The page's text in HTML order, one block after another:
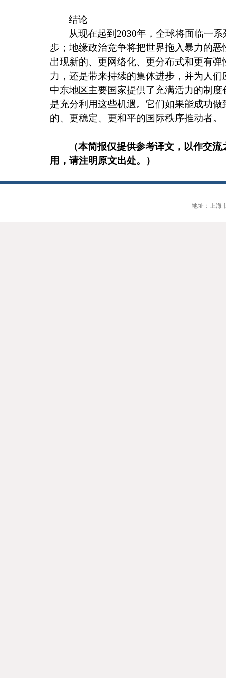
结论
从现在起到 2030年，全球将面临一
步；地缘政治竞争将把世界拖入暴力的
出现新的、更网络化、更分布式和更有
力，还是带来持续的集体进步，并为人
中东地区主要国家提供了充满活力的制
是充分利用这些机遇。它们如果能成功
的、更稳定、更和平的国际秩序推动者。
（本简报仅提供参考译文，以作交
用，请注明原文出处。）
地址：上海